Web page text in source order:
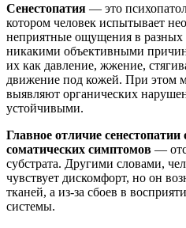
Сенестопатия — это
котором человек испытывает
неприятные ощущения в разных
никакими объективными
их как давление, жжение,
движение под кожей. При этом
выявляют органических
устойчивыми.
Главное отличие сенестопатии
соматических симптомов —
субстрата. Другими словами,
чувствует дискомфорт, но он
тканей, а из-за сбоев в
системы.